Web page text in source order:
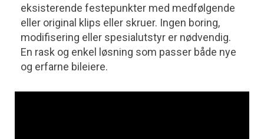
eksisterende festepunkter med medfølgende
eller original klips eller skruer. Ingen boring,
modifisering eller spesialutstyr er nødvendig.
En rask og enkel løsning som passer både nye
og erfarne bileiere.